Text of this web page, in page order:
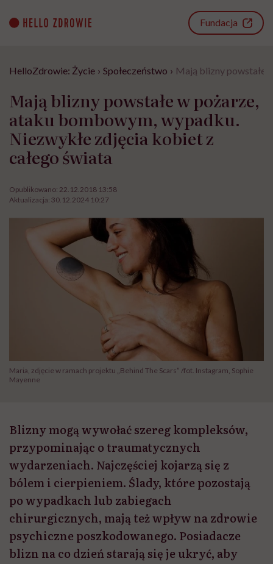
content
Fundacja
HelloZdrowie: Życie › Społeczeństwo › Mają blizny powstałe
Mają blizny powstałe w pożarze,
ataku bombowym, wypadku.
Niezwykłe zdjęcia kobiet z
całego świata
Opublikowano: 22.12.2018 13:58
Aktualizacja: 30.12.2024 10:27
Maria, zdjęcie w ramach projektu „Behind The Scars” /fot. Instagram, Sophie
Mayenne
Blizny mogą wywołać szereg kompleksów,
przypominając o traumatycznych
wydarzeniach. Najczęściej kojarzą się z
bólem i cierpieniem. Ślady, które pozostają
po wypadkach lub zabiegach
chirurgicznych, mają też wpływ na zdrowie
psychiczne poszkodowanego. Posiadacze
blizn na co dzień starają się je ukryć, aby